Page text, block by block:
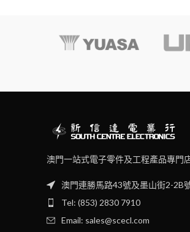
澳門一站式電子零件及工程產品專門
澳門連勝馬路43號及墨山街2-2B
Tel: (853) 2830 7910
Email: sales@scecl.com